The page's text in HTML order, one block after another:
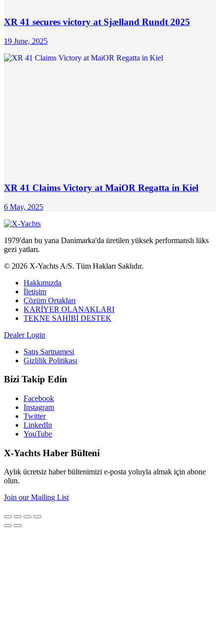
XR 41 secures victory at Sjælland Rundt 2025
19 June, 2025
XR 41 Claims Victory at MaiOR Regatta in Kiel
6 May, 2025
1979'dan bu yana Danimarka'da üretilen yüksek performanslı lüks
gezi yatları.
© 2026 X-Yachts A/S. Tüm Hakları Saklıdır.
Hakkımızda
İletişim
Çözüm Ortakları
KARİYER OLANAKLARI
TEKNE SAHİBİ DESTEK
Dealer Login
Satış Şartnamesi
Gizlilik Politikası
Bizi Takip Edin
Facebook
Instagram
Twitter
LinkedIn
YouTube
X-Yachts Haber Bülteni
Aylık ücretsiz haber bültenimizi e-posta yoluyla almak için abone
olun.
Join our Mailing List